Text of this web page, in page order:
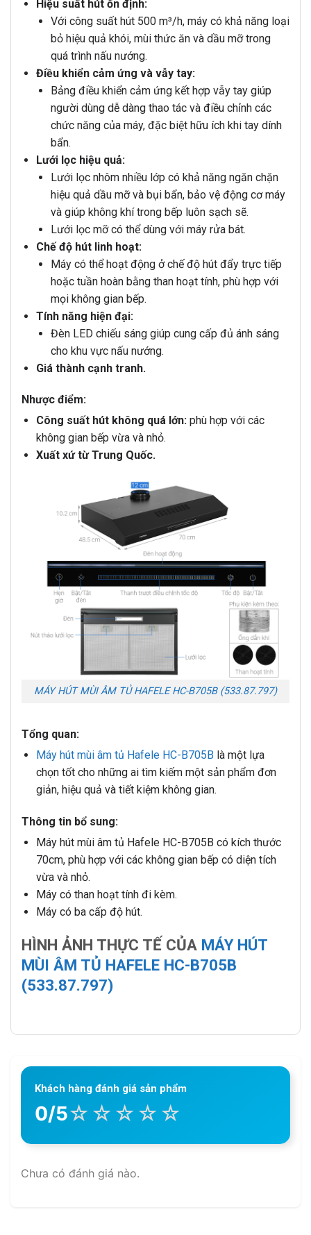
Hiệu suất hút ổn định:
Với công suất hút 500 m³/h, máy có khả năng loại
bỏ hiệu quả khói, mùi thức ăn và dầu mỡ trong
quá trình nấu nướng.
Điều khiển cảm ứng và vẫy tay:
Bảng điều khiển cảm ứng kết hợp vẫy tay giúp
người dùng dễ dàng thao tác và điều chỉnh các
chức năng của máy, đặc biệt hữu ích khi tay dính
bẩn.
Lưới lọc hiệu quả:
Lưới lọc nhôm nhiều lớp có khả năng ngăn chặn
hiệu quả dầu mỡ và bụi bẩn, bảo vệ động cơ máy
và giúp không khí trong bếp luôn sạch sẽ.
Lưới lọc mỡ có thể dùng với máy rửa bát.
Chế độ hút linh hoạt:
Máy có thể hoạt động ở chế độ hút đẩy trực tiếp
hoặc tuần hoàn bằng than hoạt tính, phù hợp với
mọi không gian bếp.
Tính năng hiện đại:
Đèn LED chiếu sáng giúp cung cấp đủ ánh sáng
cho khu vực nấu nướng.
Giá thành cạnh tranh.
Nhược điểm:
Công suất hút không quá lớn:phù hợp với các
không gian bếp vừa và nhỏ.
Xuất xứ từ Trung Quốc.
MÁY HÚT MÙI ÂM TỦ HAFELE HC-B705B (533.87.797)
Tổng quan:
Máy hút mùi âm tủ Hafele HC-B705B là một lựa
chọn tốt cho những ai tìm kiếm một sản phẩm đơn
giản, hiệu quả và tiết kiệm không gian.
Thông tin bổ sung:
Máy hút mùi âm tủ Hafele HC-B705B có kích thước
70cm, phù hợp với các không gian bếp có diện tích
vừa và nhỏ.
Máy có than hoạt tính đi kèm.
Máy có ba cấp độ hút.
HÌNH ẢNH THỰC TẾ CỦA MÁY HÚT
MÙI ÂM TỦ HAFELE HC-B705B
(533.87.797)
Khách hàng đánh giá sản phẩm
0/5☆ ☆ ☆ ☆ ☆
Chưa có đánh giá nào.